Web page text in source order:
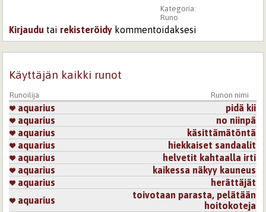
Kategoria:
Runo
Kirjaudu tai rekisteröidy kommentoidaksesi
Käyttäjän kaikki runot
Runoilija Runon nimi
aquarius
pidä kii
aquarius
no niinpä
aquarius
käsittämätöntä
aquarius
hiekkaiset sandaalit
aquarius
helvetit kahtaalla irti
aquarius
kaikessa näkyy kauneus
aquarius
herättäjät
aquarius
toivotaan parasta, pelätään
hoitokoteja